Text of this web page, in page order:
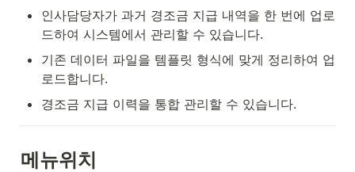
인사담당자가 과거 경조금 지급 내역을 한 번에 업로
드하여 시스템에서 관리할 수 있습니다.
기존 데이터 파일을 템플릿 형식에 맞게 정리하여 업
로드합니다.
경조금 지급 이력을 통합 관리할 수 있습니다.
메뉴위치